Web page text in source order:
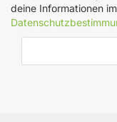
deine Informationen